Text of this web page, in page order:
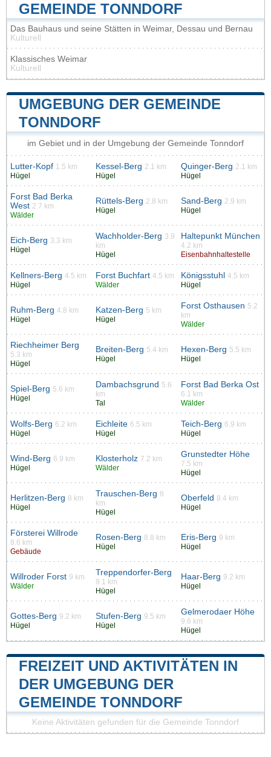
GEMEINDE TONNDORF
Das Bauhaus und seine Stätten in Weimar, Dessau und Bernau
Kulturell
Klassisches Weimar
Kulturell
UMGEBUNG DER GEMEINDE
TONNDORF
im Gebiet und in der Umgebung der Gemeinde Tonndorf
Lutter-Kopf 1.5 km
Hügel
Kessel-Berg 2.1 km
Hügel
Quinger-Berg 2.1 km
Hügel
Forst Bad Berka
West 2.7 km
Wälder
Rüttels-Berg 2.8 km
Hügel
Sand-Berg 2.9 km
Hügel
Eich-Berg 3.3 km
Hügel
Wachholder-Berg 3.9
km
Hügel
Haltepunkt München
4.2 km
Eisenbahnhaltestelle
Kellners-Berg 4.5 km
Hügel
Forst Buchfart 4.5 km
Wälder
Königsstuhl
4.5 km
Hügel
Ruhm-Berg 4.8 km
Hügel
Katzen-Berg 5 km
Hügel
Forst Osthausen 5.2
km
Wälder
Riechheimer Berg
5.3 km
Hügel
Breiten-Berg 5.4 km
Hügel
Hexen-Berg 5.5 km
Hügel
Spiel-Berg 5.6 km
Hügel
Dambachsgrund 5.6
km
Tal
Forst Bad Berka Ost
6.1 km
Wälder
Wolfs-Berg 6.2 km
Hügel
Eichleite 6.5 km
Hügel
Teich-Berg 6.9 km
Hügel
Wind-Berg 6.9 km
Hügel
Klosterholz 7.2 km
Wälder
Grunstedter Höhe
7.5 km
Hügel
Herlitzen-Berg 8 km
Hügel
Trauschen-Berg 8
km
Hügel
Oberfeld 8.4 km
Hügel
Försterei Willrode
8.6 km
Gebäude
Rosen-Berg 8.8 km
Hügel
Eris-Berg 9 km
Hügel
Willroder Forst 9 km
Wälder
Treppendorfer-Berg
9.1 km
Hügel
Haar-Berg 9.2 km
Hügel
Gottes-Berg 9.2 km
Hügel
Stufen-Berg 9.5 km
Hügel
Gelmerodaer Höhe
9.6 km
Hügel
FREIZEIT UND AKTIVITÄTEN IN
DER UMGEBUNG DER
GEMEINDE TONNDORF
Keine Aktivitäten gefunden für die Gemeinde Tonndorf